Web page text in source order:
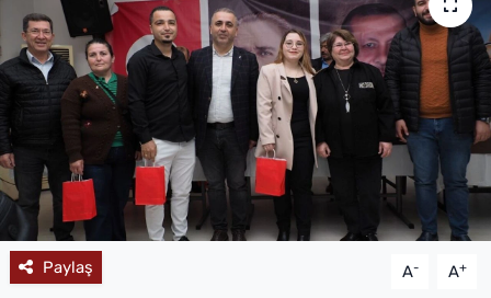
Paylaş A- A+
SAĞLIK
YAŞAM
MAGAZİN
Son Dakika Haberleri
Haber Arşivi